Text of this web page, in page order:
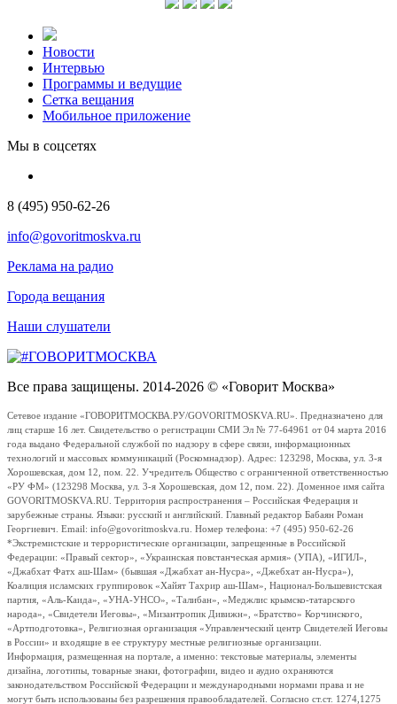
Новости
Интервью
Программы и ведущие
Сетка вещания
Мобильное приложение
Мы в соцсетях
8 (495) 950-62-26
info@govoritmoskva.ru
Реклама на радио
Города вещания
Наши слушатели
Все права защищены. 2014-2026 © «Говорит Москва»
Сетевое издание «ГОВОРИТМОСКВА.РУ/GOVORITMOSKVA.RU». Предназначено для
лиц старше 16 лет. Свидетельство о регистрации СМИ Эл № 77-64961 от 04 марта 2016
года выдано Федеральной службой по надзору в сфере связи, информационных
технологий и массовых коммуникаций (Роскомнадзор). Адрес: 123298, Москва, ул. 3-я
Хорошевская, дом 12, пом. 22. Учредитель Общество с ограниченной ответственностью
«РУ ФМ» (123298 Москва, ул. 3-я Хорошевская, дом 12, пом. 22). Доменное имя сайта
GOVORITMOSKVA.RU. Территория распространения – Российская Федерация и
зарубежные страны. Языки: русский и английский. Главный редактор Бабаян Роман
Георгиевич. Email: info@govoritmoskva.ru. Номер телефона: +7 (495) 950-62-26
*Экстремистские и террористические организации, запрещенные в Российской
Федерации: «Правый сектор», «Украинская повстанческая армия» (УПА), «ИГИЛ»,
«Джабхат Фатх аш-Шам» (бывшая «Джабхат ан-Нусра», «Джебхат ан-Нусра»),
Коалиция исламских группировок «Хайят Тахрир аш-Шам», Национал-Большевистская
партия, «Аль-Каида», «УНА-УНСО», «Талибан», «Меджлис крымско-татарского
народа», «Свидетели Иеговы», «Мизантропик Дивижн», «Братство» Корчинского,
«Артподготовка», Религиозная организация «Управленческий центр Свидетелей Иеговы
в России» и входящие в ее структуру местные религиозные организации.
Информация, размещенная на портале, а именно: текстовые материалы, элементы
дизайна, логотипы, товарные знаки, фотографии, видео и аудио охраняются
законодательством Российской Федерации и международными нормами права и не
могут быть использованы без разрешения правообладателей. Согласно ст.ст. 1274,1275